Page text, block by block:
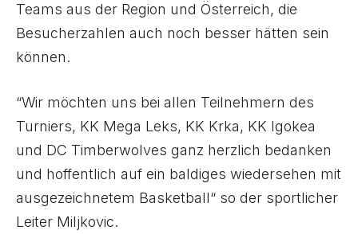
Teams aus der Region und Österreich, die
Besucherzahlen auch noch besser hätten sein
können.
“Wir möchten uns bei allen Teilnehmern des
Turniers, KK Mega Leks, KK Krka, KK Igokea
und DC Timberwolves ganz herzlich bedanken
und hoffentlich auf ein baldiges wiedersehen mit
ausgezeichnetem Basketball“ so der sportlicher
Leiter Miljkovic.